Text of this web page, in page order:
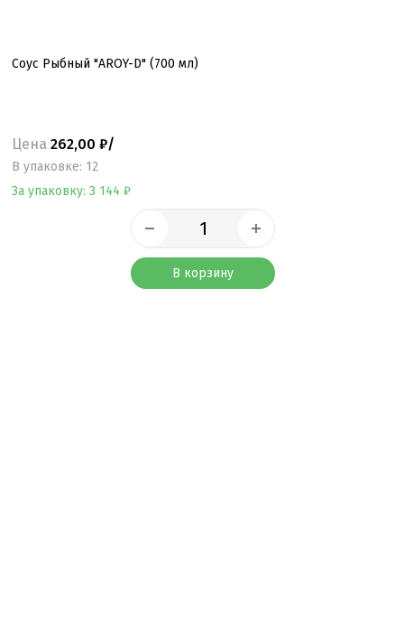
Соус Рыбный "AROY-D" (700 мл)
Цена 262,00 ₽/
B упаковке: 12
За упаковку: 3 144 ₽
В корзину